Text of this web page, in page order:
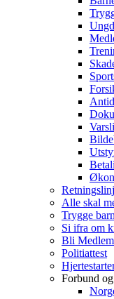
Alle skal
Trygge
Si ifra om
Bli Medlem
Politiattest
Forbund